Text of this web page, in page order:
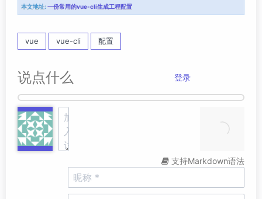
本文地址:一份常用的vue-cli生成工程配置
vue vue-cli 配置
说点什么 登录
支持Markdown语法